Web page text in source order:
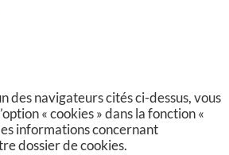
des navigateurs cités ci-dessus, vous
« cookies » dans la fonction «
informations concernant
dossier de cookies.